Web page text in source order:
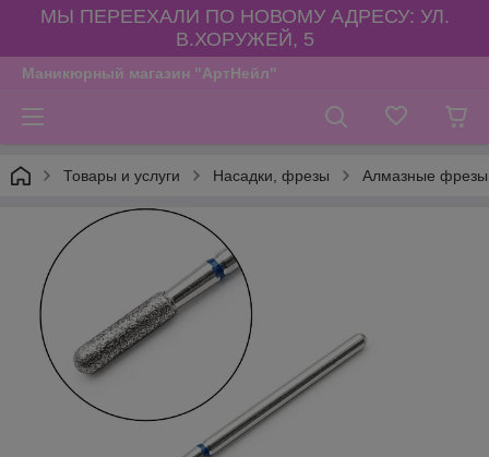
МЫ ПЕРЕЕХАЛИ ПО НОВОМУ АДРЕСУ: УЛ.
В.ХОРУЖЕЙ, 5
Маникюрный магазин "АртНейл"
Товары и услуги Насадки, фрезы Алмазные